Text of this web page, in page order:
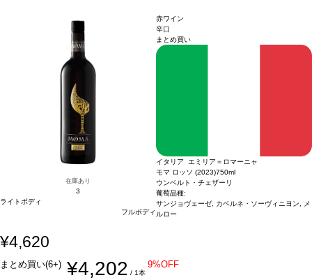
*本ヴィンテージが在庫切れの場合、在庫があり
価格が同様の場合は自動的に次のヴィンテージに変更されます、ご了承ください。
在庫あり
3
ライトボディ
フルボディ
赤ワイン
辛口
まとめ買い
イタリア エミリア＝ロマーニャ
モマ ロッソ (2023)750ml
ウンベルト・チェザーリ
葡萄品種:
サンジョヴェーゼ, カベルネ・ソーヴィニヨン, メ
ルロー
¥4,620
まとめ買い(6+) ¥4,202 / 1本
9%OFF